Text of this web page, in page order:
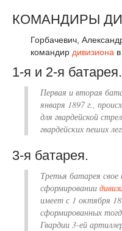
КОМАНДИРЫ
Горбачевич,
командир дивизиона
1-я и 2-я батарея.
Первая и вторая
января 1897 г.,
для гвардейской
гвардейских пеших
3-я батарея.
Третья батарея свое
сформировании
имеет с 1 октября
сформированных
Гвардии 3-ей